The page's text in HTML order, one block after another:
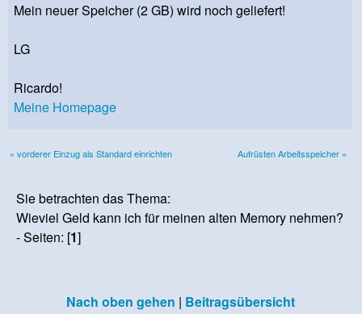
Mein neuer Speicher (2 GB) wird noch geliefert!
LG
Ricardo!
Meine Homepage
« vorderer Einzug als Standard einrichten Aufrüsten Arbeitsspeicher »
Sie betrachten das Thema:
Wieviel Geld kann ich für meinen alten Memory nehmen?
- Seiten: [1]
Nach oben gehen | Beitragsübersicht